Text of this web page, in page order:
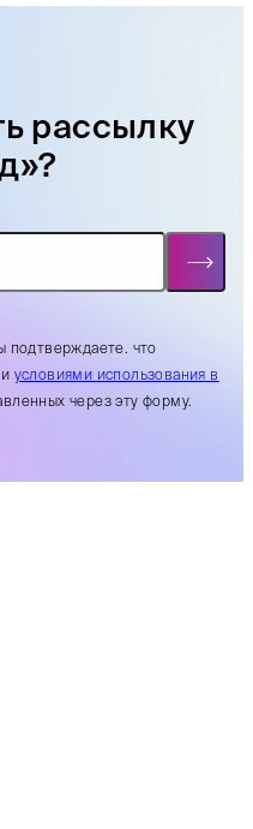
рассылку
подтверждаете. что
условиями использования в
через эту форму.